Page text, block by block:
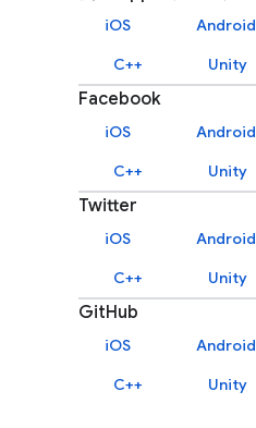
iOS Android
C++
Unity
Facebook
iOS Android
C++
Unity
Twitter
iOS Android
C++
Unity
GitHub
iOS Android
C++
Unity